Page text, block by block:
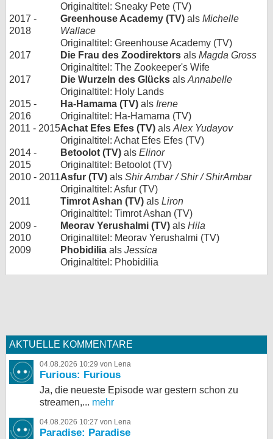
Originaltitel: Sneaky Pete (TV)
2017 -
2018
Greenhouse Academy (TV) als Michelle
Wallace
Originaltitel: Greenhouse Academy (TV)
2017
Die Frau des Zoodirektors als Magda Gross
Originaltitel: The Zookeeper's Wife
2017
Die Wurzeln des Glücks als Annabelle
Originaltitel: Holy Lands
2015 -
2016
Ha-Hamama (TV) als Irene
Originaltitel: Ha-Hamama (TV)
2011 - 2015Achat Efes Efes (TV) als Alex Yudayov
Originaltitel: Achat Efes Efes (TV)
2014 -
2015
Betoolot (TV) als Elinor
Originaltitel: Betoolot (TV)
2010 - 2011Asfur (TV) als Shir Ambar / Shir / ShirAmbar
Originaltitel: Asfur (TV)
2011
Timrot Ashan (TV) als Liron
Originaltitel: Timrot Ashan (TV)
2009 -
2010
Meorav Yerushalmi (TV) als Hila
Originaltitel: Meorav Yerushalmi (TV)
2009
Phobidilia als Jessica
Originaltitel: Phobidilia
AKTUELLE KOMMENTARE
04.08.2026 10:29 von Lena
Furious: Furious
Ja, die neueste Episode war gestern schon zu
streamen,... mehr
04.08.2026 10:27 von Lena
Paradise: Paradise